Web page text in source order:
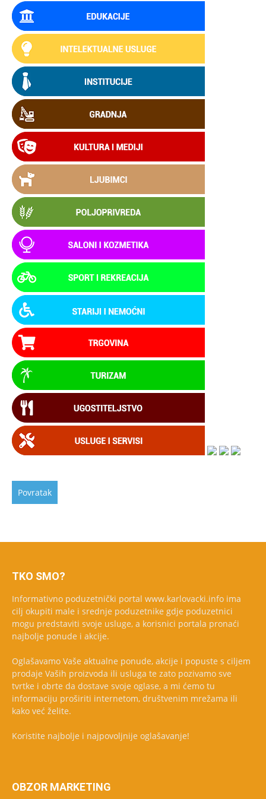
TKO SMO?
Informativno poduzetnički portal www.karlovacki.info ima
cilj okupiti male i srednje poduzetnike gdje poduzetnici
mogu predstaviti svoje usluge, a korisnici portala pronaći
najbolje ponude i akcije.
Oglašavamo Vaše aktualne ponude, akcije i popuste s ciljem
prodaje Vaših proizvoda ili usluga te zato pozivamo sve
tvrtke i obrte da dostave svoje oglase, a mi ćemo tu
informaciju proširiti internetom, društvenim mrežama ili
kako već želite.
Koristite najbolje i najpovoljnije oglašavanje!
OBZOR MARKETING